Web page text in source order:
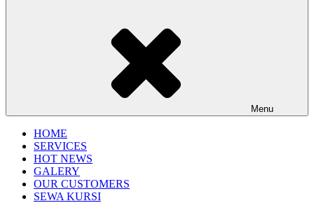
Menu
HOME
SERVICES
HOT NEWS
GALERY
OUR CUSTOMERS
SEWA KURSI